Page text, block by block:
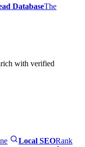
DatabaseThe
with verified
Local SEORank